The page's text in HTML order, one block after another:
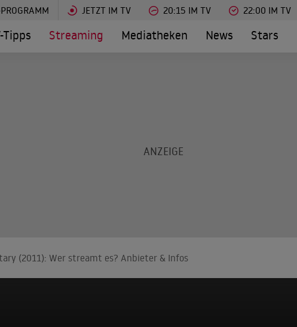
JETZT IM TV 20:15 IM TV 22:00 IM TV
Tipps Streaming Mediatheken News Stars
(2011): Wer streamt es? Anbieter & Infos